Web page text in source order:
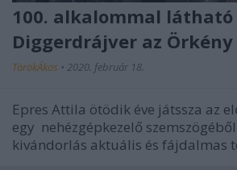
100. alkalommal látható
Diggerdrájver az Örkény
TörökÁkos • 2020. február 18.
Epres Attila ötödik éve játssza az
egy nehézgépkezelő
kivándorlás aktuális és fájdalmas